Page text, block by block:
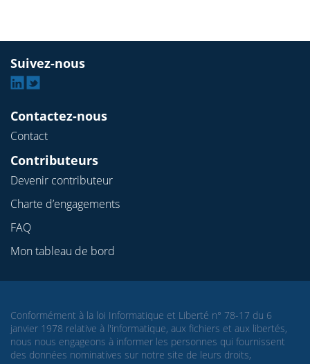
Suivez-nous
Linkedin
Contactez-nous
Contact
Contributeurs
Devenir contributeur
Charte d’engagements
FAQ
Mon tableau de bord
Conformément à la loi Informatique et Liberté n° 78-17 du 6
janvier 1978 relative à l'informatique, aux fichiers et aux libertés,
nous nous engageons à informer les personnes qui fournissent
des données nominatives sur notre site de leurs droits,